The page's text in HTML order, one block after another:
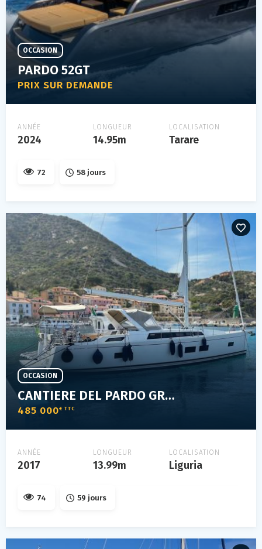
PARDO 52GT
PRIX SUR DEMANDE
OCCASION
ANNÉE
2024
LONGUEUR
14.95m
LOCALISATION
Tarare
72 58 jours
CANTIERE DEL PARDO GRAND SOLEIL 46 LC
485 000€ TTC
OCCASION
ANNÉE
2017
LONGUEUR
13.99m
LOCALISATION
Liguria
74 59 jours